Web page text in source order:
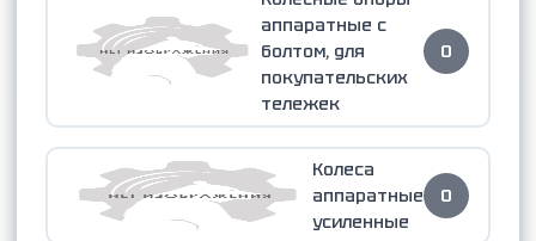
аппаратные с
болтом, для
покупательских
тележек
0
Колеса
аппаратные
усиленные
0